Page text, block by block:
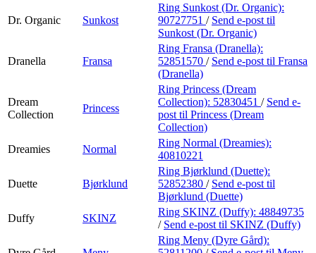
Dr. Organic Sunkost
Ring Sunkost (Dr. Organic):
90727751 / Send e-post til
Sunkost (Dr. Organic)
Dranella Fransa
Ring Fransa (Dranella):
52851570 / Send e-post til Fransa
(Dranella)
Dream
Collection
Princess
Ring Princess (Dream
Collection): 52830451 / Send e-
post til Princess (Dream
Collection)
Dreamies
Normal
Ring Normal (Dreamies):
40810221
Duette Bjørklund
Ring Bjørklund (Duette):
52852380 / Send e-post til
Bjørklund (Duette)
Duffy
SKINZ
Ring SKINZ (Duffy): 48849735
/ Send e-post til SKINZ (Duffy)
Ring Meny (Dyre Gård):